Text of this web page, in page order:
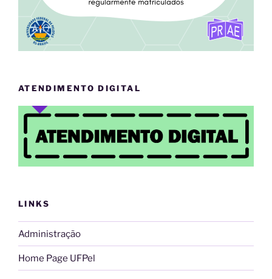
ATENDIMENTO DIGITAL
LINKS
Administração
Home Page UFPel